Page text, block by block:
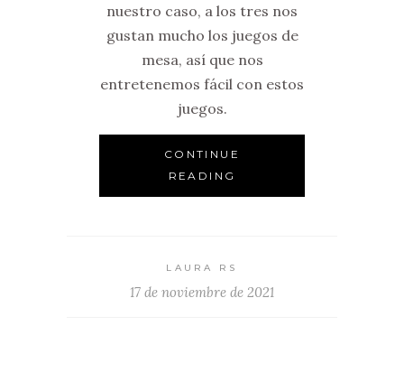
nuestro caso, a los tres nos
gustan mucho los juegos de
mesa, así que nos
entretenemos fácil con estos
juegos.
CONTINUE
READING
LAURA RS
17 de noviembre de 2021